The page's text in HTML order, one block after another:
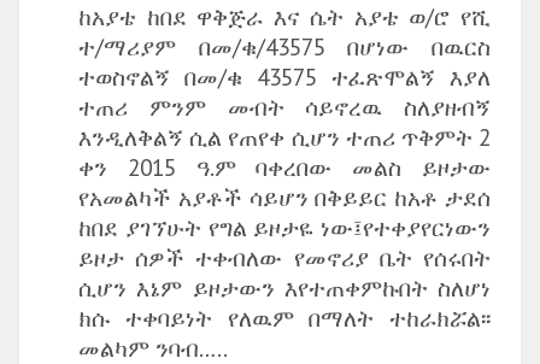
ከአያቴ ከበደ ዋቅጅራ እና ሴት አያቴ ወ/ሮ የሺ
ተ/ማሪያም በመ/ቁ/43575 በሆነው በዉርስ
ተወስኖልኝ በመ/ቁ 43575 ተፈጽሞልኝ እያለ
ተጠሪ ምንም መብት ሳይኖረዉ ስለያዘብኝ
እንዲለቅልኝ ሲል የጠየቀ ሲሆን ተጠሪ ጥቅምት 2
ቀን 2015 ዓ.ም ባቀረበው መልስ ይዞታው
የአመልካች አያቶች ሳይሆን በቅይይር ከአቶ ታደሰ
ከበደ ያገኘሁት የግል ይዞታዬ ነው፤የተቀያየርነውን
ይዞታ ሰዎች ተቀብለው የመኖሪያ ቤት የሰሩበት
ሲሆን እኔም ይዞታውን እየተጠቀምኩበት ስለሆነ
ክሱ ተቀባይነት የለዉም በማለት ተከራክሯል፡፡
መልካም ንባብ…..